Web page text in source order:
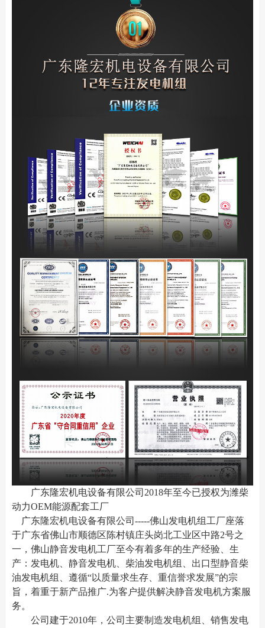
广东隆宏机电设备有限公司2018年至今已授权为潍柴
动力OEM能源配套工厂
广东隆宏机电设备有限公司-----佛山发电机组工厂座落
于广东省佛山市顺德区陈村镇庄头岗北工业区中路2号之
一 ，佛山静音发电机工厂至今有着多年的生产经验、生
产：发电机、静音发电机、柴油发电机组、出口型静音柴
油发电机组、遵循“以质量求生存、重信誉求发展”的宗
旨，着重于新产品推广.为客户提供解决静音发电机方案服
务。
公司建于2010年，公司主要制造发电机组、销售发电